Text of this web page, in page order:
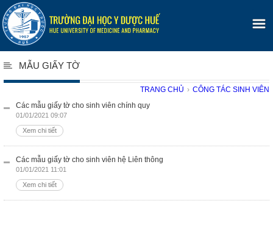
MẪU GIẤY TỜ
TRANG CHỦ › CÔNG TÁC SINH VIÊN
Các mẫu giấy tờ cho sinh viên chính quy
01/01/2021 09:07
Xem chi tiết
Các mẫu giấy tờ cho sinh viên hệ Liên thông
01/01/2021 11:01
Xem chi tiết